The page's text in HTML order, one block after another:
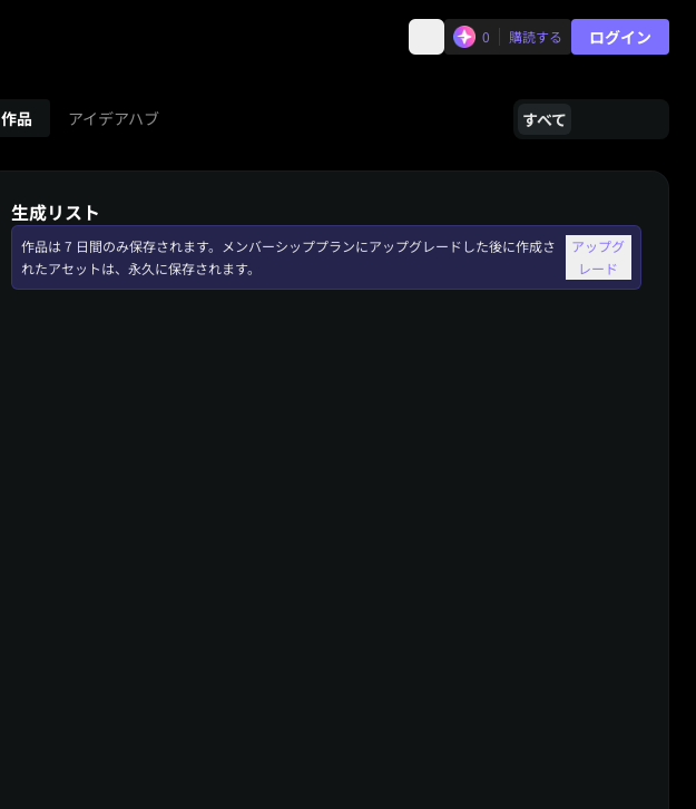
0 購読する ログイン
作品 アイデアハブ すべて
生成リスト
作品は 7 日間のみ保存されます。メンバーシッププランにアップグレードした後に作成さ
れたアセットは、永久に保存されます。
アップグ
レード